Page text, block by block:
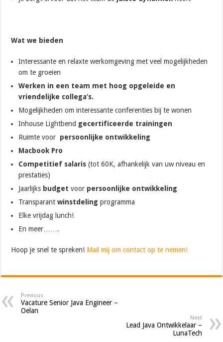
Wat we bieden
Interessante en relaxte werkomgeving met veel mogelijkheden
om te groeien
Werken in een team met hoog opgeleide en
vriendelijke collega’s.
Mogelijkheden om interessante conferenties bij te wonen
Inhouse Lightbend gecertificeerde trainingen
Ruimte voor persoonlijke ontwikkeling
Macbook Pro
Competitief salaris (tot 60K, afhankelijk van uw niveau en
prestaties)
Jaarlijks budget voor persoonlijke ontwikkeling
Transparantwinstdeling programma
Elke vrijdag lunch!
En meer…….
Hoop je snel te spreken! Mail mij om contact op te nemen!
Previous
Vacature Senior Java Engineer –
Oelan
Next
Lead Java Ontwikkelaar –
LunaTech